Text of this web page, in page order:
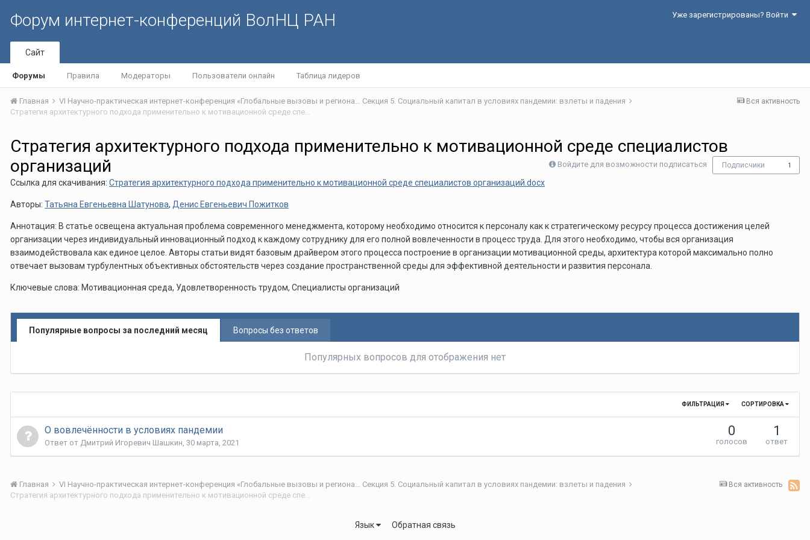
Форум интернет-конференций ВолНЦ РАН Уже зарегистрированы? Войти
Сайт
Форумы Правила Модераторы Пользователи онлайн Таблица лидеров
Вся активность
Главная VI Научно-практическая интернет-конференция «Глобальные вызовы и региональное развитие в зеркале социологических измерений» Секция 5. Социальный капитал в условиях пандемии: взлеты и падения
Стратегия архитектурного подхода применительно к мотивационной среде специалистов организаций
Стратегия архитектурного подхода применительно к мотивационной среде специалистов
организаций
Войдите для возможности подписаться Подписчики 1
Ссылка для скачивания: Стратегия архитектурного подхода применительно к мотивационной среде специалистов организаций.docx
Авторы: Татьяна Евгеньевна Шатунова, Денис Евгеньевич Пожитков
Аннотация: В статье освещена актуальная проблема современного менеджмента, которому необходимо относится к персоналу как к стратегическому ресурсу процесса достижения целей
организации через индивидуальный инновационный подход к каждому сотруднику для его полной вовлеченности в процесс труда. Для этого необходимо, чтобы вся организация
взаимодействовала как единое целое. Авторы статьи видят базовым драйвером этого процесса построение в организации мотивационной среды, архитектура которой максимально полно
отвечает вызовам турбулентных объективных обстоятельств через создание пространственной среды для эффективной деятельности и развития персонала.
Ключевые слова: Мотивационная среда, Удовлетворенность трудом, Специалисты организаций
Популярные вопросы за последний месяц Вопросы без ответов
Популярных вопросов для отображения нет
СОРТИРОВКА
ФИЛЬТРАЦИЯ
О вовлечённости в условиях пандемии
Ответ от Дмитрий Игоревич Шашкин, 30 марта, 2021
0
голосов
1
ответ
Вся активность
Главная VI Научно-практическая интернет-конференция «Глобальные вызовы и региональное развитие в зеркале социологических измерений» Секция 5. Социальный капитал в условиях пандемии: взлеты и падения
Стратегия архитектурного подхода применительно к мотивационной среде специалистов организаций
Язык Обратная связь